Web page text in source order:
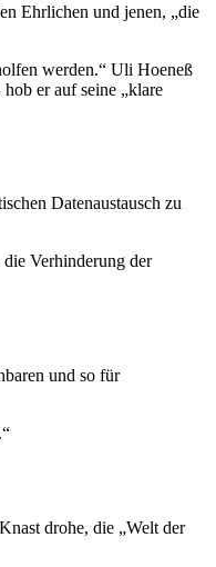
Ehrlichen und jenen, „die
werden.“ Uli Hoeneß
er auf seine „klare
Datenaustausch zu
Verhinderung der
und so für
drohe, die „Welt der